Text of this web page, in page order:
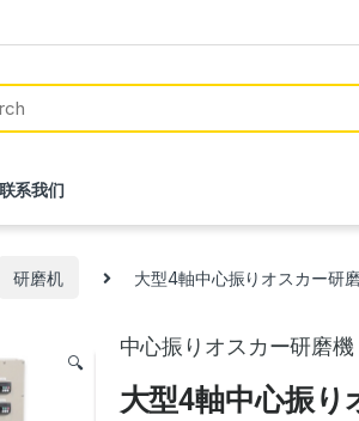
联系我们
研磨机 大型4軸中心振りオスカー研
🔍
中心振りオスカー研磨
大型4軸中心振